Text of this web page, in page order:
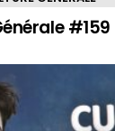
#159